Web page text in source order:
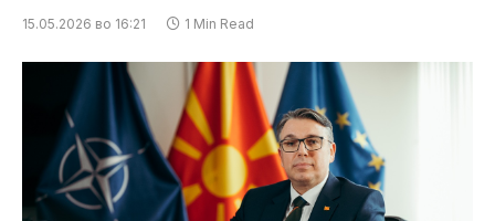
15.05.2026 во 16:21 1 Min Read